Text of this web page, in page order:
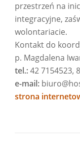
przestrzeń na
integracyjne,
wolontariacie.
Kontakt do
p. Magdalena
tel.:42 7154523,
e-mail:
strona